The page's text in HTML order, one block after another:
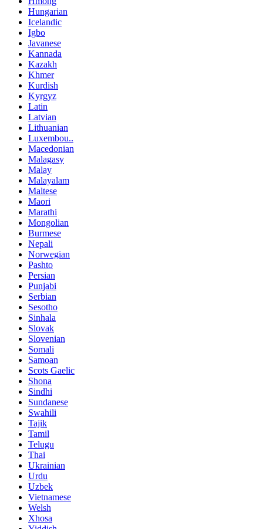
Hungarian
Icelandic
Igbo
Javanese
Kannada
Kazakh
Khmer
Kurdish
Kyrgyz
Latin
Latvian
Lithuanian
Luxembou..
Macedonian
Malagasy
Malay
Malayalam
Maltese
Maori
Marathi
Mongolian
Burmese
Nepali
Norwegian
Pashto
Persian
Punjabi
Serbian
Sesotho
Sinhala
Slovak
Slovenian
Somali
Samoan
Scots Gaelic
Shona
Sindhi
Sundanese
Swahili
Tajik
Tamil
Telugu
Thai
Ukrainian
Urdu
Uzbek
Vietnamese
Welsh
Xhosa